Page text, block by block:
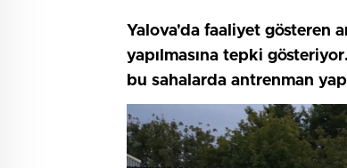
Yalova'da faaliyet gösteren
yapılmasına tepki
bu sahalarda antrenman